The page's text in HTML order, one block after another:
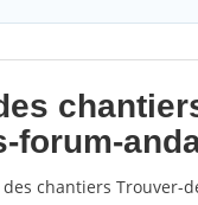
forum-
chantiers Trouver-